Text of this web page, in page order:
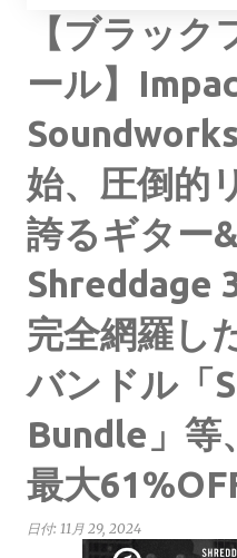
【ブラック
ール】
始、圧倒的
誇るギター
Shreddage
完全網羅し
バンドル「
Bundle」等
最大
日付: 11月 29, 2024